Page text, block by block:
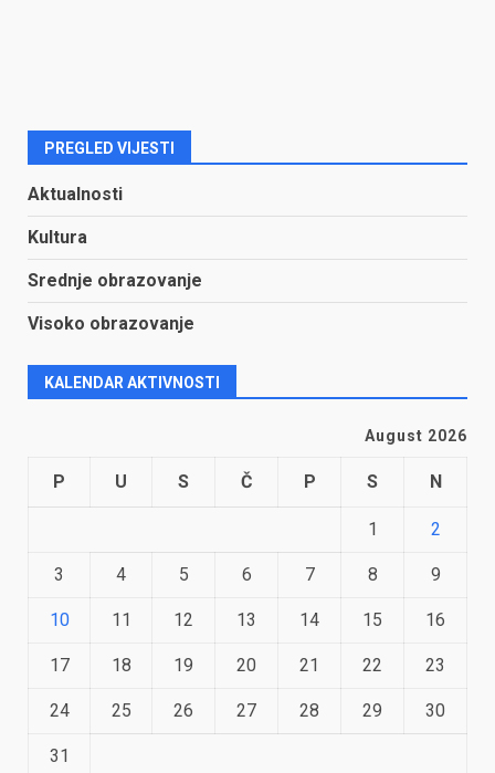
PREGLED VIJESTI
Aktualnosti
Kultura
Srednje obrazovanje
Visoko obrazovanje
KALENDAR AKTIVNOSTI
August 2026
P U S Č P S N
1 2
3 4 5 6 7 8 9
10 11 12 13 14 15 16
17 18 19 20 21 22 23
24 25 26 27 28 29 30
31